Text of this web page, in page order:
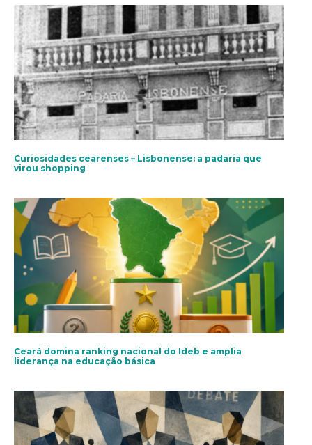
Curiosidades cearenses – Lisbonense: a padaria que
virou shopping
Ceará domina ranking nacional do Ideb e amplia
liderança na educação básica